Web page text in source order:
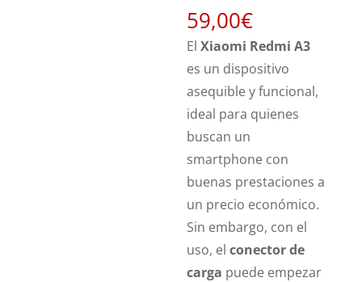
59,00€
ElXiaomi Redmi A3
es un dispositivo
asequible y funcional,
ideal para quienes
buscan un
smartphone con
buenas prestaciones a
un precio económico.
Sin embargo, con el
uso, elconector de
carga puede empezar